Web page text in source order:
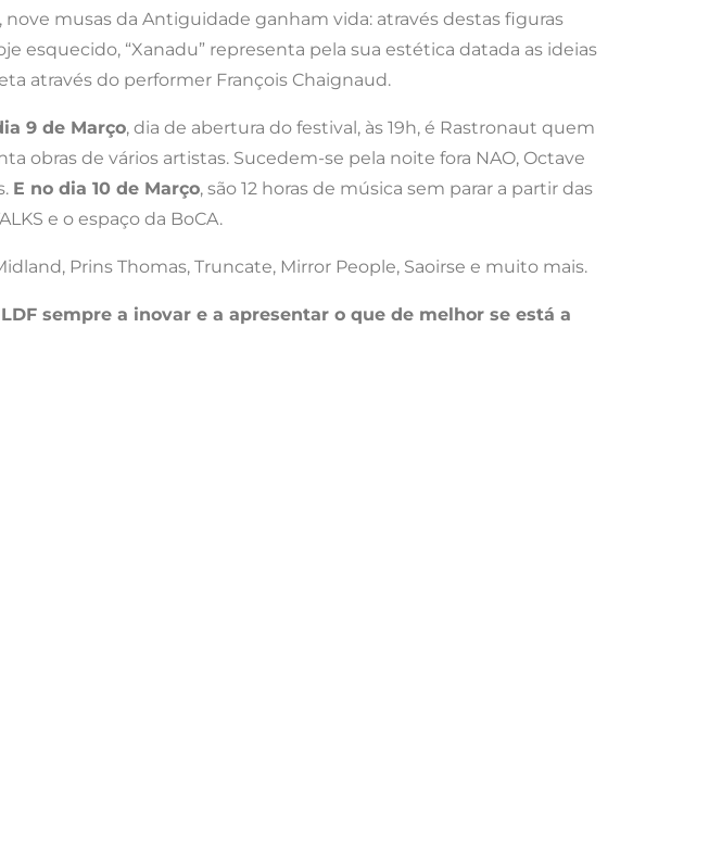
nove musas da Antiguidade ganham vida: através destas figuras
esquecido, “Xanadu” representa pela sua estética datada as ideias
através do performer François Chaignaud.
9 de Março, dia de abertura do festival, às 19h, é Rastronaut quem
obras de vários artistas. Sucedem-se pela noite fora NAO, Octave
E no dia 10 de Março, são 12 horas de música sem parar a partir das
e o espaço da BoCA.
Prins Thomas, Truncate, Mirror People, Saoirse e muito mais.
sempre a inovar e a apresentar o que de melhor se está a